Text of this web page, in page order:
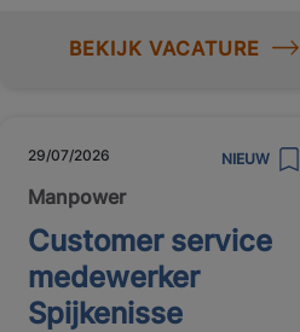
BEKIJK VACATURE
29/07/2026 NIEUW
Manpower
Customer service
medewerker
Spijkenisse